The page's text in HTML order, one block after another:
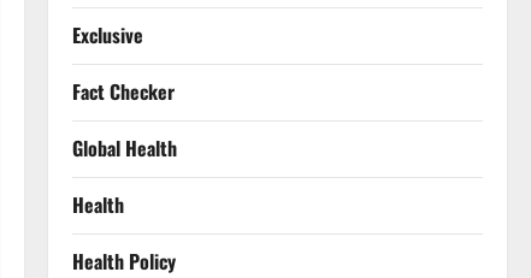
Exclusive
Fact Checker
Global Health
Health
Health Policy